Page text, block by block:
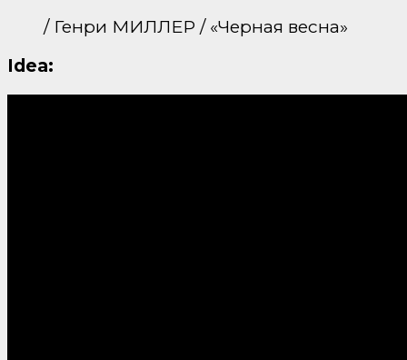
/ Генри МИЛЛЕР / «Черная весна»
Idea: